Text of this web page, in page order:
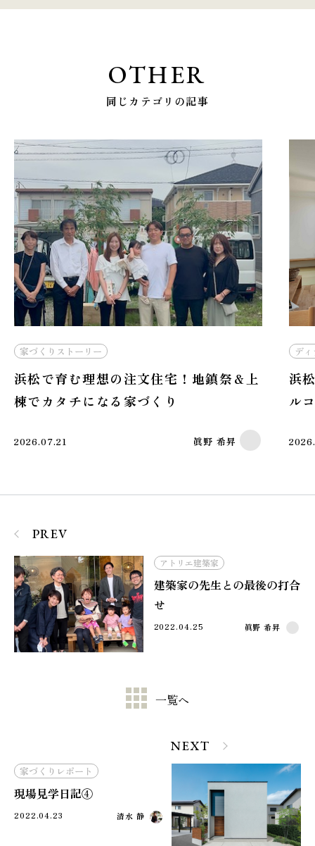
OTHER
同じカテゴリの記事
ディティール 家づくりストーリー
浜松で注文住宅を建てるなら！中庭とバ
ルコニーを活かす間取りの工夫
2026.06.21 野原詩音
家
浜
S
PREV
アトリエ建築家
建築家の先生との最後の打合
せ
2022.04.25 眞野 希昇
一覧へ
NEXT
家づくりレポート
現場見学日記④
2022.04.23 清水 静